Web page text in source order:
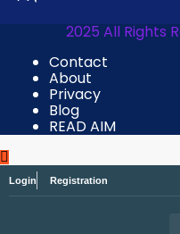
2025 All Rights
Contact
About
Privacy
Blog
READ AIM
Login Registration